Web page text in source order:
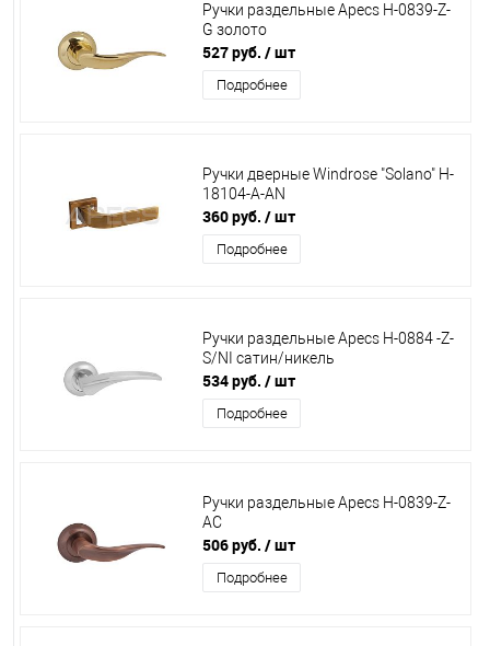
Ручки раздельные Apecs Н-0839-Z-
G золото
527 руб. / шт
Подробнее
Ручки дверные Windrose "Solano" H-
18104-А-AN
360 руб. / шт
Подробнее
Ручки раздельные Apecs Н-0884 -Z-
S/NI сатин/никель
534 руб. / шт
Подробнее
Ручки раздельные Apecs Н-0839-Z-
АС
506 руб. / шт
Подробнее